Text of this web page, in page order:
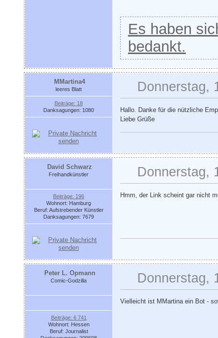
Es haben
bedankt.
MMartina4
leeres Blatt
Beiträge: 18
Danksagungen: 1080
Donnerstag,
Hallo. Danke für die nützliche
Liebe Grüße
David Schwarz
Freihandkünstler
Beiträge: 196
Wohnort: Hamburg
Beruf: Aufstrebender Künstler
Danksagungen: 7679
Donnerstag,
Hmm, der Link scheint gar nicht
Peter L. Opmann
Comic-Godzilla
Beiträge: 6 741
Wohnort: Hessen
Beruf: Journalist
Donnerstag,
Vielleicht ist MMartina ein Bot -